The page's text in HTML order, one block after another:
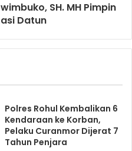
SH. MH Pimpin
Datun
Polres Rohul Kembalikan 6
Kendaraan ke Korban,
Pelaku Curanmor Dijerat 7
Tahun Penjara